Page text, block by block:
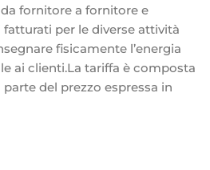
fornitore a fornitore e
per le diverse attività
fisicamente l’energia
ai clienti.La tariffa è composta
del prezzo espressa in